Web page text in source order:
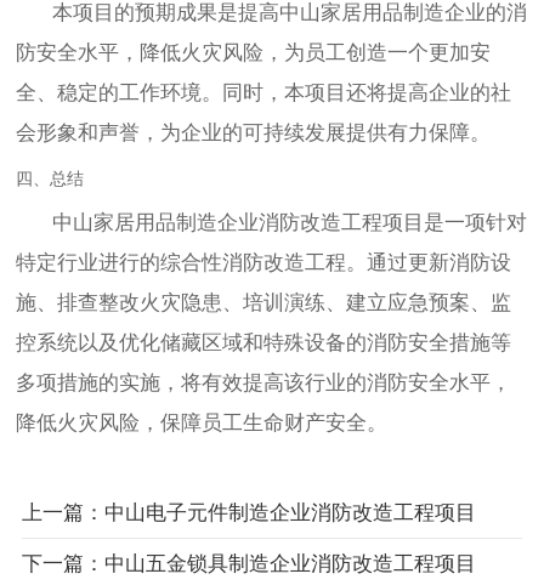
本项目的预期成果是提高中山家居用品制造企业的消
防安全水平，降低火灾风险，为员工创造一个更加安
全、稳定的工作环境。同时，本项目还将提高企业的社
会形象和声誉，为企业的可持续发展提供有力保障。
四、总结
中山家居用品制造企业消防改造工程项目是一项针对
特定行业进行的综合性消防改造工程。通过更新消防设
施、排查整改火灾隐患、培训演练、建立应急预案、监
控系统以及优化储藏区域和特殊设备的消防安全措施等
多项措施的实施，将有效提高该行业的消防安全水平，
降低火灾风险，保障员工生命财产安全。
上一篇：中山电子元件制造企业消防改造工程项目
下一篇：中山五金锁具制造企业消防改造工程项目